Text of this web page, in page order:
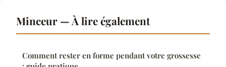
Minceur — À lire également
Comment rester en forme pendant votre grossesse